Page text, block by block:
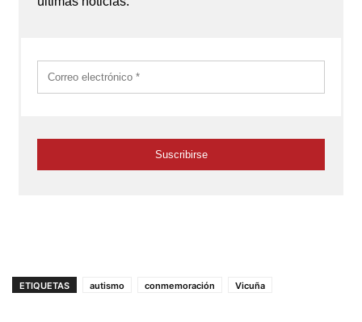
ETIQUETAS autismo conmemoración Vicuña